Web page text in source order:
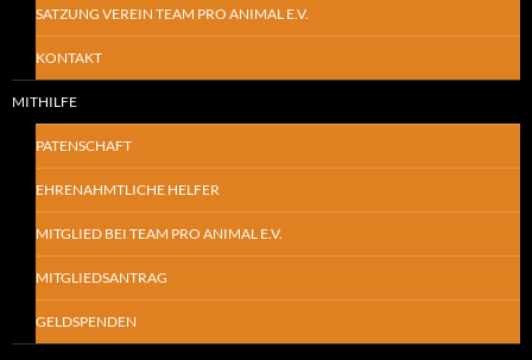
SATZUNG VEREIN TEAM PRO ANIMAL E.V.
KONTAKT
MITHILFE
PATENSCHAFT
EHRENAHMTLICHE HELFER
MITGLIED BEI TEAM PRO ANIMAL E.V.
MITGLIEDSANTRAG
GELDSPENDEN